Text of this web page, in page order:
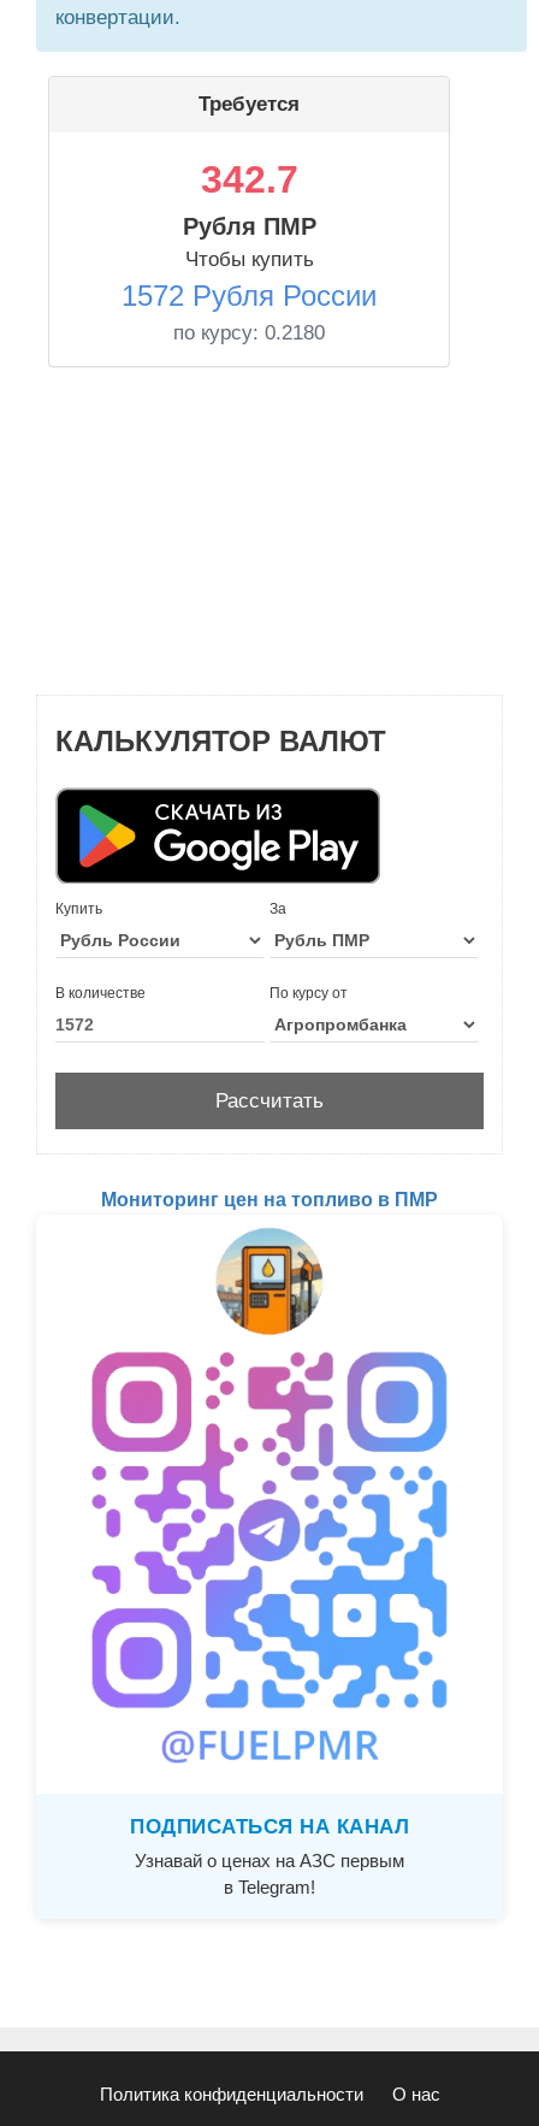
конвертации.
Требуется
342.7
Рубля ПМР
Чтобы купить
1572 Рубля России
по курсу: 0.2180
КАЛЬКУЛЯТОР ВАЛЮТ
Купить За
В количестве По курсу от
Мониторинг цен на топливо в ПМР
ПОДПИСАТЬСЯ НА КАНАЛ
Узнавай о ценах на АЗС первым
в Telegram!
Политика конфиденциальности О нас